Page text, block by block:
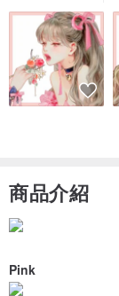
商品介紹
Pink